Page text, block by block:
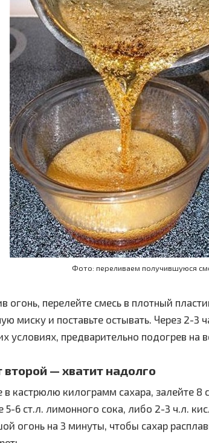
Фото: переливаем получившуюся
огонь, перелейте смесь в плотный
миску и поставьте остывать. Через 2-3
условиях, предварительно подогрев на
второй — хватит надолго
в кастрюлю килограмм сахара, залейте 8
5-6 ст.л. лимонного сока, либо 2-3 ч.л.
огонь на 3 минуты, чтобы сахар